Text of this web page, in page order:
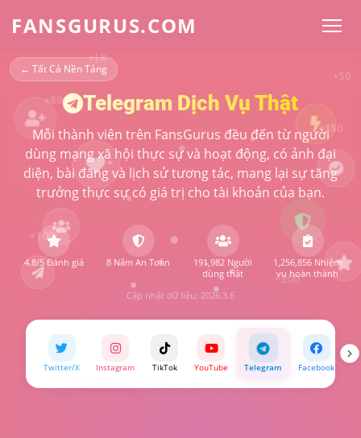
FANSGURUS.COM
← Tất Cả Nền Tảng
+100
+500
+200
+2K
Telegram Dịch Vụ Thật
Mỗi thành viên trên FansGurus đều đến từ người
dùng mạng xã hội thực sự và hoạt động, có ảnh đại
diện, bài đăng và lịch sử tương tác, mang lại sự tăng
trưởng thực sự có giá trị cho tài khoản của bạn.
4.8/5 Đánh giá 8 Năm An Toàn
191,982 Người
dùng thật
1,256,856 Nhiệm
vụ hoàn thành
Cập nhật dữ liệu: 2026.3.6
Twitter/X Instagram TikTok YouTube Telegram Facebook